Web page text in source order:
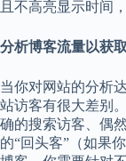
且不高亮显示时间
分析博客流量以获
当你对网站的分析
站访客有很大差别
确的搜索访客、偶
的“回头客”（如果